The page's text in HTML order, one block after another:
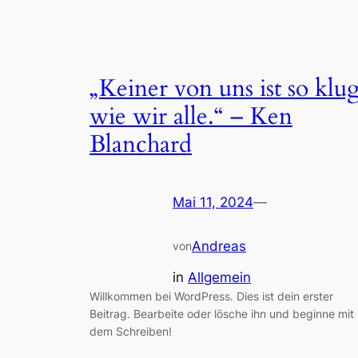
„Keiner von uns ist so
wie wir alle.“ – Ken
Blanchard
Mai 11, 2024—
vonAndreas
in Allgemein
Willkommen bei WordPress. Dies ist dein erster
Beitrag. Bearbeite oder lösche ihn und beginne mit
dem Schreiben!